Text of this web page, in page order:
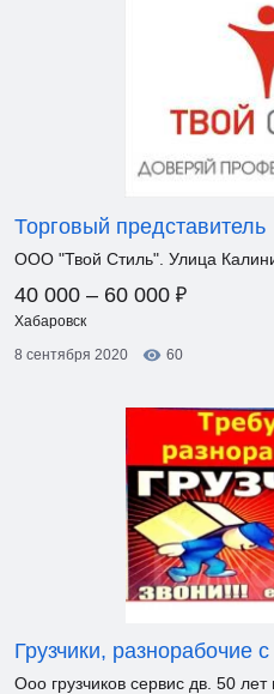
Торговый представитель
ООО "Твой Стиль". Улица
40 000 – 60 000 ₽
Хабаровск
8 сентября 2020
60
Грузчики, разнорабочие
Ооо грузчиков сервис дв. 50